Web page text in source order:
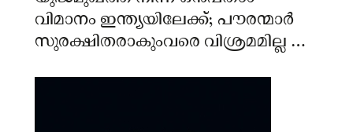
വിമാനം ഇന്ത്യയിലേക്ക്; പൗരന്മാർ
സുരക്ഷിതരാകുംവരെ വിശ്രമമില്ല –